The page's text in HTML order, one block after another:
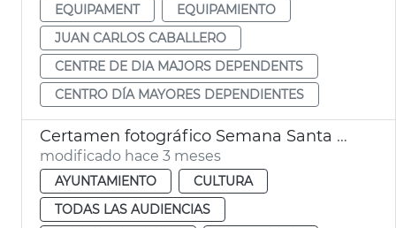
EQUIPAMENT
EQUIPAMIENTO
JUAN CARLOS CABALLERO
CENTRE DE DIA MAJORS DEPENDENTS
CENTRO DÍA MAYORES DEPENDIENTES
Certamen fotográfico Semana Santa Marinera
modificado hace 3 meses
AYUNTAMIENTO
CULTURA
TODAS LAS AUDIENCIAS